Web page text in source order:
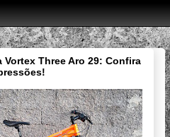
Vortex Three Aro 29: Confira